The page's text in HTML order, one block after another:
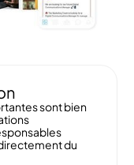
sont bien
du